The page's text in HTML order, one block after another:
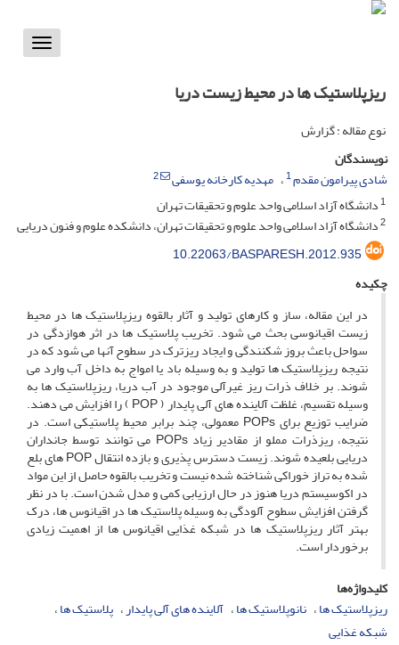
Toggle
ریزپلاستیک ها در محیط زیست دریا
نوع مقاله : گزارش
نویسندگان
شادی پیرامون مقدم1 مهدیه کارخانه یوسفی
2
1دانشگاه آزاد اسلامی واحد علوم و تحقیقات تهران
2دانشگاه آزاد اسلامی واحد علوم و تحقیقات تهران، دانشکده علوم و فنون دریایی
10.22063/BASPARESH.2012.935
چکیده
در این مقاله، ساز و کارهای تولید و آثار بالقوه ریزپلاستیک ها در محیط
زیست اقیانوسی بحث می شود. تخریب پلاستیک ها در اثر هوازدگی در
سواحل باعث بروز شکنندگی و ایجاد ریزترک در سطوح آنها می شود که در
نتیجه ریزپلاستیک ها تولید و به وسیله باد یا امواج به داخل آب وارد می
شوند. بر خلاف ذرات ریز غیرآلی موجود در آب دریا، ریزپلاستیک ها به
وسیله تقسیم، غلظت آلاینده های آلی پایدار ( POP ) را افزایش می دهند.
ضرایب توزیع برای POPs معمولی، چند برابر محیط پلاستیکی است. در
نتیجه، ریزذرات مملو از مقادیر زیاد POPs می توانند توسط جانداران
دریایی بلعیده شوند. زیست دسترس پذیری و بازده انتقال POP های بلع
شده به تراز خوراکی شناخته شده نیست و تخریب بالقوه حاصل از این مواد
در اکوسیستم دریا هنوز در حال ارزیابی کمی و مدل شدن است. با در نظر
گرفتن افزایش سطوح آلودگی به وسیله پلاستیک ها در اقیانوس ها، درک
بهتر آثار ریزپلاستیک ها در شبکه غذایی اقیانوس ها از اهمیت زیادی
برخوردار است.
کلیدواژه‌ها
ریزپلاستیک ها نانوپلاستیک ها آلاینده های آلی پایدار پلاستیک ها
شبکه غذایی